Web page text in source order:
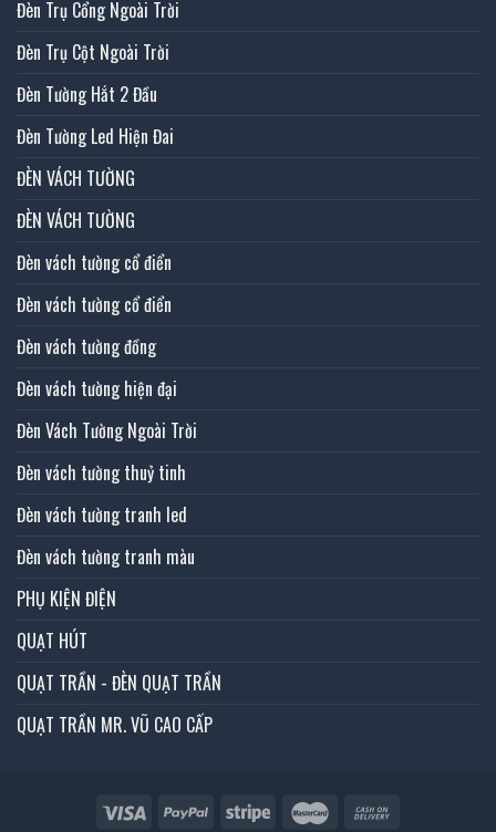
Đèn Trụ Cổng Ngoài Trời
Đèn Trụ Cột Ngoài Trời
Đèn Tường Hắt 2 Đầu
Đèn Tường Led Hiện Đai
ĐÈN VÁCH TƯỜNG
ĐÈN VÁCH TƯỜNG
Đèn vách tường cổ điển
Đèn vách tường cổ điển
Đèn vách tường đồng
Đèn vách tường hiện đại
Đèn Vách Tường Ngoài Trời
Đèn vách tường thuỷ tinh
Đèn vách tường tranh led
Đèn vách tường tranh màu
PHỤ KIỆN ĐIỆN
QUẠT HÚT
QUẠT TRẦN - ĐÈN QUẠT TRẦN
QUẠT TRẦN MR. VŨ CAO CẤP